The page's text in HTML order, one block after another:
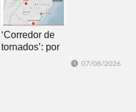
‘Corredor de
tornados’: por
07/08/2026